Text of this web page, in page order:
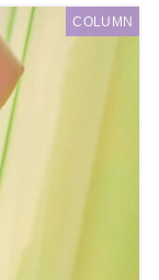
COLUMN